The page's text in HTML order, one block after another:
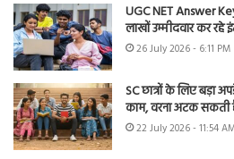
UGC NET Answer
लाखों उम्मीदवार कर रहे
26 July 2026 - 6:11 PM
SC छात्रों के लिए बड़ा
काम, वरना अटक सकती
22 July 2026 - 11:54